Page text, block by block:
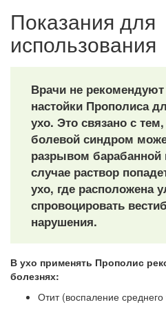
Показания для
использования
Врачи не
настойки Прополиса
ухо. Это связано с
болевой синдром
разрывом барабанной
случае раствор
ухо, где расположена
спровоцировать
нарушения.
В ухо применять Прополис
болезнях:
Отит (воспаление